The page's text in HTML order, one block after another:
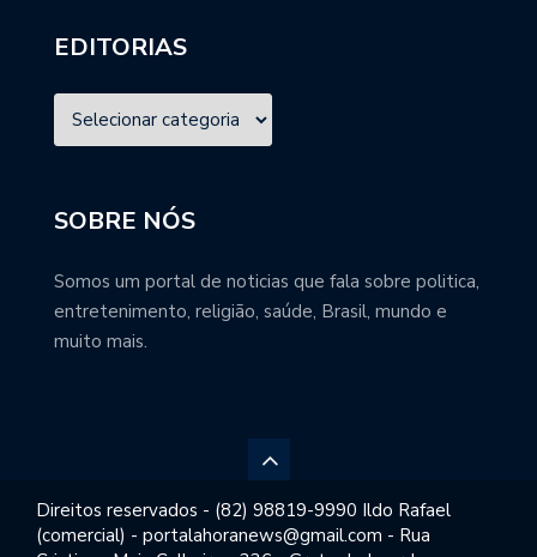
EDITORIAS
SOBRE NÓS
Somos um portal de noticias que fala sobre politica,
entretenimento, religião, saúde, Brasil, mundo e
muito mais.
Direitos reservados - (82) 98819-9990 Ildo Rafael
(comercial) - portalahoranews@gmail.com - Rua